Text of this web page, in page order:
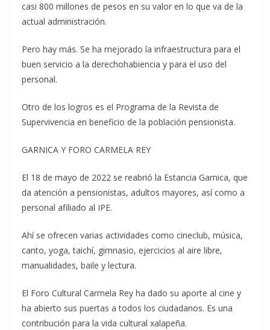
casi 800 millones de pesos en su valor en lo que va de la
actual administración.
Pero hay más. Se ha mejorado la infraestructura para el
buen servicio a la derechohabiencia y para el uso del
personal.
Otro de los logros es el Programa de la Revista de
Supervivencia en beneficio de la población pensionista.
GARNICA Y FORO CARMELA REY
El 18 de mayo de 2022 se reabrió la Estancia Garnica, que
da atención a pensionistas, adultos mayores, así como a
personal afiliado al IPE.
Ahí se ofrecen varias actividades como cineclub, música,
canto, yoga, taichí, gimnasio, ejercicios al aire libre,
manualidades, baile y lectura.
El Foro Cultural Carmela Rey ha dado su aporte al cine y
ha abierto sus puertas a todos los ciudadanos. Es una
contribución para la vida cultural xalapeña.